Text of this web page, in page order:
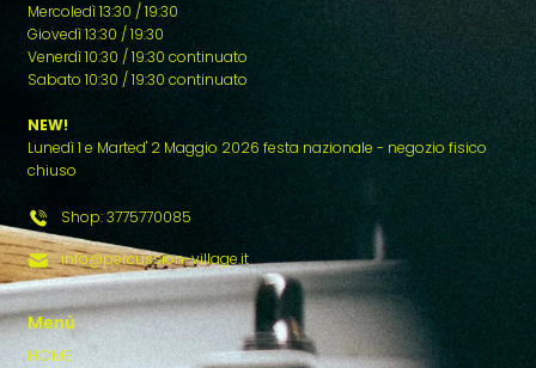
Mercoledì 13:30 / 19:30
Giovedì 13:30 / 19:30
Venerdì 10:30 / 19:30 continuato
Sabato 10:30 / 19:30 continuato
NEW!
Lunedì 1 e Marted' 2 Maggio 2026 festa nazionale - negozio fisico
chiuso
Shop: 3775770085
info@percussion-village.it
Menù
HOME